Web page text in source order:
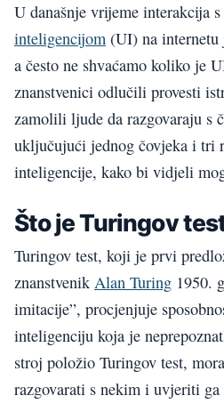
U današnje vrijeme interakcija s
inteligencijom (UI) na internetu
a često ne shvaćamo koliko je
znanstvenici odlučili provesti
zamolili ljude da razgovaraju s
uključujući jednog čovjeka i tri
inteligencije, kako bi vidjeli
Što je Turingov
Turingov test, koji je prvi
znanstvenik Alan Turing 1950.
imitacije”, procjenjuje
inteligenciju koja je
stroj položio Turingov test,
razgovarati s nekim i uvjeriti